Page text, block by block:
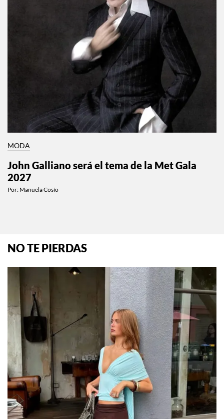
MODA
John Galliano será el tema de la Met Gala
2027
Por: Manuela Cosío
NO TE PIERDAS